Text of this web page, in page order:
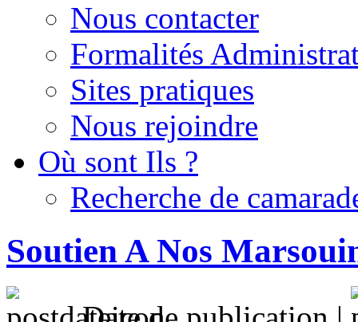
Nous contacter
Formalités
Sites pratiques
Nous rejoindre
Où sont Ils ?
Recherche de
Soutien A Nos